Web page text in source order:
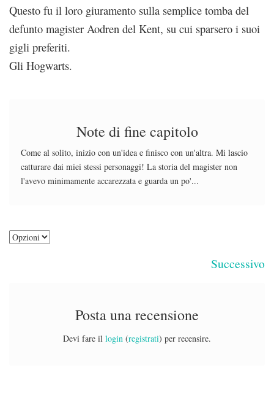
Questo fu il loro giuramento sulla semplice tomba del
defunto magister Aodren del Kent, su cui sparsero i suoi
gigli preferiti.
Gli Hogwarts.
Note di fine capitolo
Come al solito, inizio con un'idea e finisco con un'altra. Mi lascio
catturare dai miei stessi personaggi! La storia del magister non
l'avevo minimamente accarezzata e guarda un po'...
Successivo
Posta una recensione
Devi fare il login (registrati) per recensire.